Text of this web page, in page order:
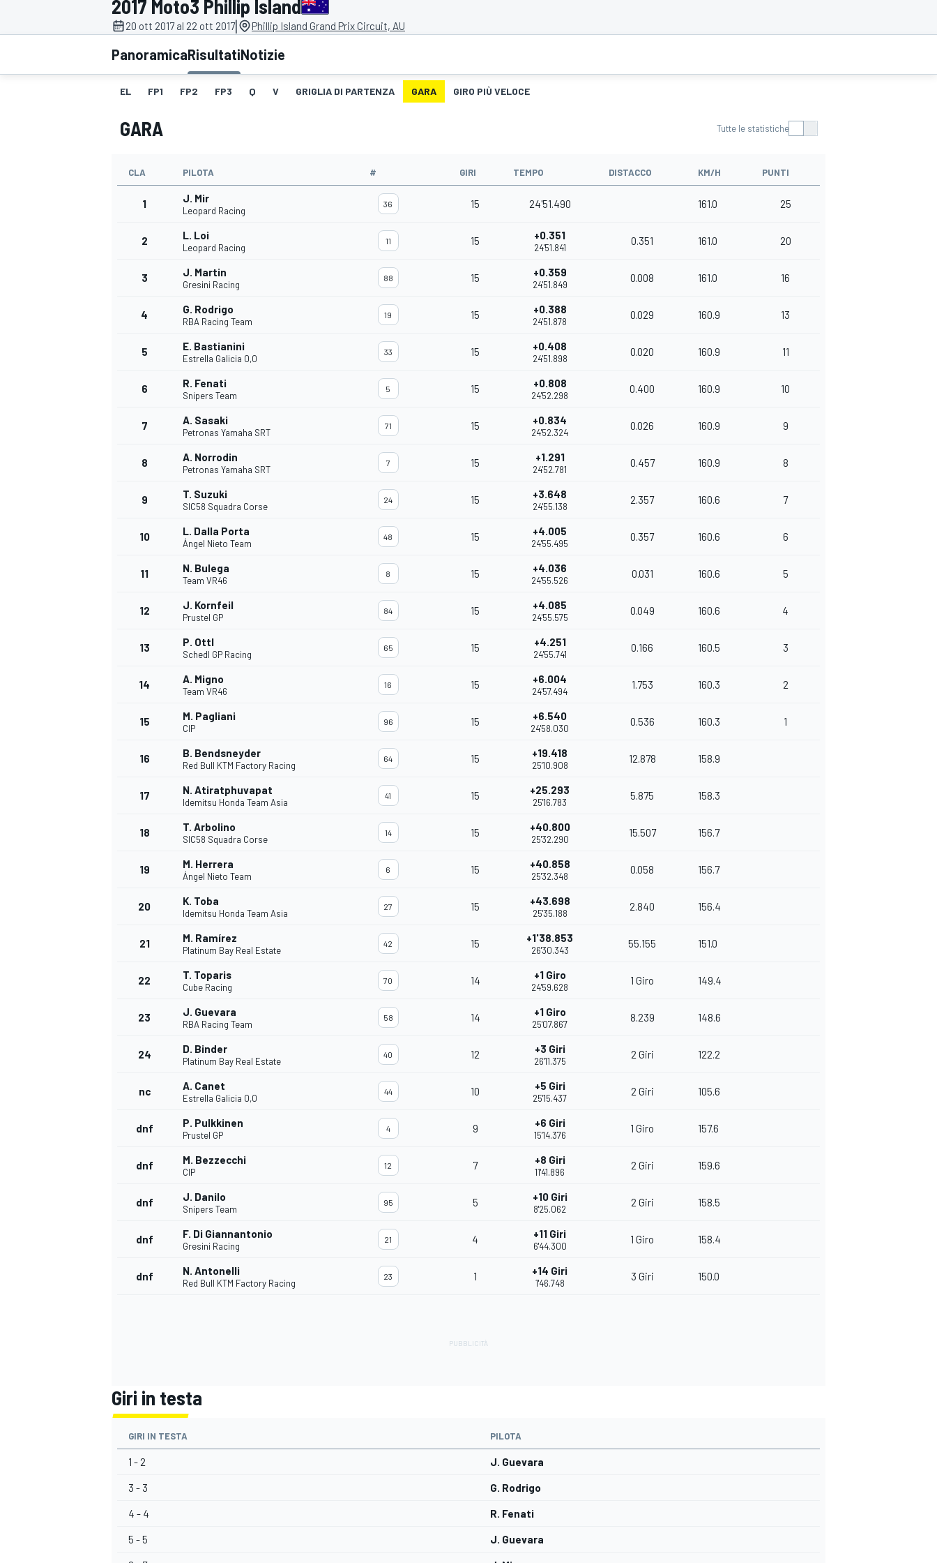
MOTOGP WEC
WRC
MONOPOSTO
MONOMARCA
2017 Moto3 Phillip Island
20 ott 2017 al 22 ott 2017| Phillip Island Grand Prix Circuit, AU
PanoramicaRisultatiNotizie
EL FP1 FP2 FP3 Q V GRIGLIA DI PARTENZA GARA GIRO PIÙ VELOCE
GARA Tutte le statistiche
CLA PILOTA # GIRI TEMPO DISTACCO KM/H PUNTI
1 J. Mir
Leopard Racing
36 15 24'51.490 161.0 25
2 L. Loi
Leopard Racing
11 15 +0.351
24'51.841
0.351 161.0 20
3 J. Martin
Gresini Racing
88 15 +0.359
24'51.849
0.008 161.0 16
4 G. Rodrigo
RBA Racing Team
19 15 +0.388
24'51.878
0.029 160.9 13
5 E. Bastianini
Estrella Galicia 0,0
33 15 +0.408
24'51.898
0.020 160.9 11
6 R. Fenati
Snipers Team
5 15 +0.808
24'52.298
0.400 160.9 10
7 A. Sasaki
Petronas Yamaha SRT
71 15 +0.834
24'52.324
0.026 160.9 9
8 A. Norrodin
Petronas Yamaha SRT
7 15 +1.291
24'52.781
0.457 160.9 8
9 T. Suzuki
SIC58 Squadra Corse
24 15 +3.648
24'55.138
2.357 160.6 7
10 L. Dalla Porta
Ángel Nieto Team
48 15 +4.005
24'55.495
0.357 160.6 6
11 N. Bulega
Team VR46
8 15 +4.036
24'55.526
0.031 160.6 5
12 J. Kornfeil
Prustel GP
84 15 +4.085
24'55.575
0.049 160.6 4
13 P. Ottl
Schedl GP Racing
65 15 +4.251
24'55.741
0.166 160.5 3
14 A. Migno
Team VR46
16 15 +6.004
24'57.494
1.753 160.3 2
15 M. Pagliani
CIP
96 15 +6.540
24'58.030
0.536 160.3 1
16 B. Bendsneyder
Red Bull KTM Factory Racing
64 15 +19.418
25'10.908
12.878 158.9
17 N. Atiratphuvapat
Idemitsu Honda Team Asia
41 15 +25.293
25'16.783
5.875 158.3
18 T. Arbolino
SIC58 Squadra Corse
14 15 +40.800
25'32.290
15.507 156.7
19 M. Herrera
Ángel Nieto Team
6 15 +40.858
25'32.348
0.058 156.7
20 K. Toba
Idemitsu Honda Team Asia
27 15 +43.698
25'35.188
2.840 156.4
21 M. Ramírez
Platinum Bay Real Estate
42 15 +1'38.853
26'30.343
55.155 151.0
22 T. Toparis
Cube Racing
70 14 +1 Giro
24'59.628
1 Giro 149.4
23 J. Guevara
RBA Racing Team
58 14 +1 Giro
25'07.867
8.239 148.6
24 D. Binder
Platinum Bay Real Estate
40 12 +3 Giri
26'11.375
2 Giri 122.2
nc A. Canet
Estrella Galicia 0,0
44 10 +5 Giri
25'15.437
2 Giri 105.6
dnf P. Pulkkinen
Prustel GP
4 9 +6 Giri
15'14.376
1 Giro 157.6
dnf M. Bezzecchi
CIP
12 7 +8 Giri
11'41.896
2 Giri 159.6
dnf J. Danilo
Snipers Team
95 5 +10 Giri
8'25.062
2 Giri 158.5
dnf F. Di Giannantonio
Gresini Racing
21 4 +11 Giri
6'44.300
1 Giro 158.4
dnf N. Antonelli
Red Bull KTM Factory Racing
23 1 +14 Giri
1'46.748
3 Giri 150.0
Giri in testa
GIRI IN TESTA PILOTA
1 - 2 J. Guevara
3 - 3 G. Rodrigo
4 - 4 R. Fenati
5 - 5 J. Guevara